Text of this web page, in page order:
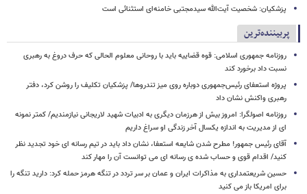
پزشکیان: شخصیت آیت‌الله سیدمجتبی خامنه‌ای استثنائی است
پربیننده‌ترین
روزنامه جمهوری اسلامی: قوه قضاییه باید با روحانی معلوم الحالی که حرف دروغ به رهبری
نسبت داد برخورد کند
پروژه استعفای رئیس‌جمهوری دوباره روی میز تندروها/ پزشکیان تکلیف را روشن کرد، دفتر
رهبری واکنش نشان داد
روزنامه اصولگرا: امروز بیش از هرزمان دیگری به ادبیات شهید لاریجانی نیازمندیم/ کمتر نمونه
ای از مدیریت به اندازه یکسال آخر زندگی او سراغ داریم
آقای رئیس جمهور! مطرح شدن شایعه استعفا، نشان داد باید در تیم رسانه ای خود تجدید نظر
کنید/ اقدام قوی و حساب شده ی رسانه ای می توانست آن را مهار کند
حسین شریعتمداری به مذاکرات ایران و عمان بر سر تردد در تنگه هرمز حمله کرد: دارید تنگه را
برای امریکا باز می کنید